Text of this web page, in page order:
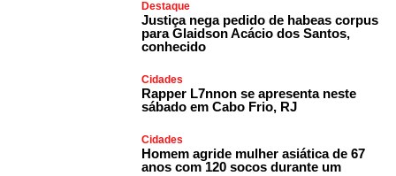
Destaque
Justiça nega pedido de habeas corpus
para Glaidson Acácio dos Santos,
conhecido
Cidades
Rapper L7nnon se apresenta neste
sábado em Cabo Frio, RJ
Cidades
Homem agride mulher asiática de 67
anos com 120 socos durante um